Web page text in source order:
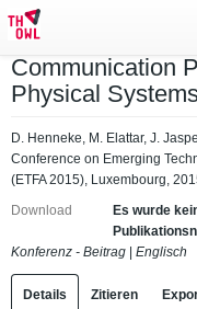
Communication
Physical
D. Henneke, M. Elattar, J.
Conference on Emerging
(ETFA 2015), Luxembourg,
Download
Es wurde
Konferenz - Beitrag
Englisch
Details Zitieren